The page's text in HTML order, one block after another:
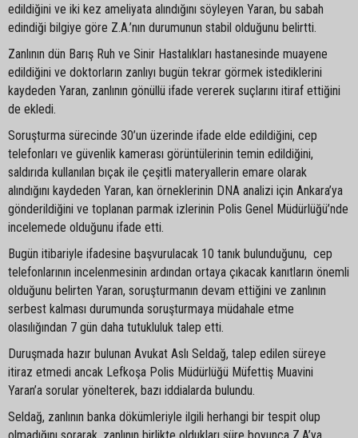
edildiğini ve iki kez ameliyata alındığını söyleyen Yaran, bu sabah
edindiği bilgiye göre Z.A.’nın durumunun stabil olduğunu belirtti.
Zanlının dün Barış Ruh ve Sinir Hastalıkları hastanesinde muayene
edildiğini ve doktorların zanlıyı bugün tekrar görmek istediklerini
kaydeden Yaran, zanlının gönüllü ifade vererek suçlarını itiraf ettiğini
de ekledi.
Soruşturma sürecinde 30’un üzerinde ifade elde edildiğini, cep
telefonları ve güvenlik kamerası görüntülerinin temin edildiğini,
saldırıda kullanılan bıçak ile çeşitli materyallerin emare olarak
alındığını kaydeden Yaran, kan örneklerinin DNA analizi için Ankara’ya
gönderildiğini ve toplanan parmak izlerinin Polis Genel Müdürlüğü’nde
incelemede olduğunu ifade etti.
Bugün itibariyle ifadesine başvurulacak 10 tanık bulunduğunu, cep
telefonlarının incelenmesinin ardından ortaya çıkacak kanıtların önemli
olduğunu belirten Yaran, soruşturmanın devam ettiğini ve zanlının
serbest kalması durumunda soruşturmaya müdahale etme
olasılığından 7 gün daha tutukluluk talep etti.
Duruşmada hazır bulunan Avukat Aslı Seldağ, talep edilen süreye
itiraz etmedi ancak Lefkoşa Polis Müdürlüğü Müfettiş Muavini
Yaran’a sorular yönelterek, bazı iddialarda bulundu.
Seldağ, zanlının banka dökümleriyle ilgili herhangi bir tespit olup